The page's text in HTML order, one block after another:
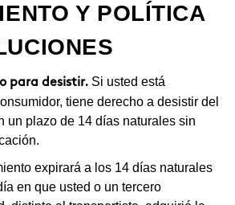
Y POLÍTICA
para desistir. Si usted está
tiene derecho a desistir del
un plazo de 14 días naturales sin
expirará a los 14 días naturales
en que usted o un tercero